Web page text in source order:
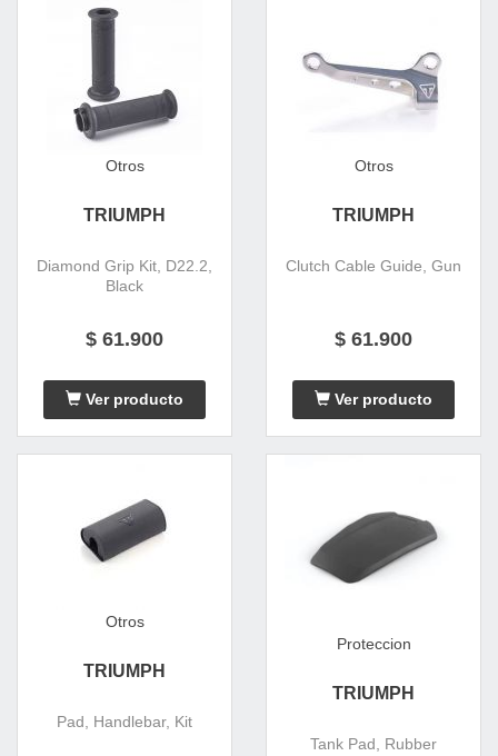
Otros
TRIUMPH
Diamond Grip Kit, D22.2,
Black
$ 61.900
Ver producto
Otros
TRIUMPH
Clutch Cable Guide, Gun
$ 61.900
Ver producto
Otros
TRIUMPH
Pad, Handlebar, Kit
Proteccion
TRIUMPH
Tank Pad, Rubber